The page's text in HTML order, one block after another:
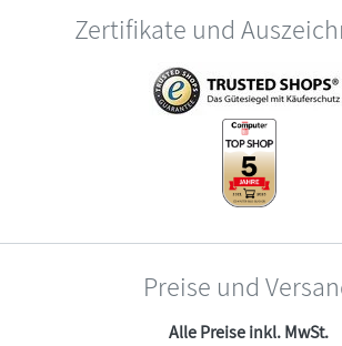
Zertifikate und
Preise und
Alle Preise inkl. MwSt.